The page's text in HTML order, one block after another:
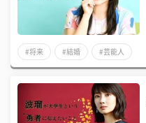
#将来 #結婚 #芸能人